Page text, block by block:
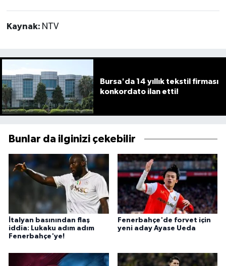
Kaynak: NTV
Bursa'da 14 yıllık tekstil firması
konkordato ilan etti!
Bunlar da ilginizi çekebilir
İtalyan basınından flaş
iddia: Lukaku adım adım
Fenerbahçe'ye!
Fenerbahçe'de forvet için
yeni aday Ayase Ueda